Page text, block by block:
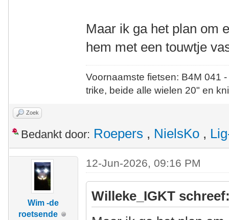
Maar ik ga het plan om
hem met een touwtje
Voornaamste fietsen: B4M
trike, beide alle wielen 20" en
Zoek
Bedankt door: Roepers , NielsKo ,
Wim -de
roetsende
12-Jun-2026, 09:16 PM
Willeke_IGKT